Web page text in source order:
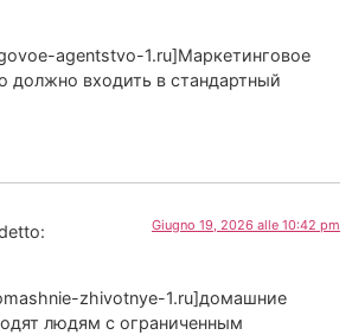
agentstvo-1.ru]Маркетинговое
должно входить в стандартный
Giugno 19, 2026 alle 10:42 pm
zhivotnye-1.ru]домашние
людям с ограниченным